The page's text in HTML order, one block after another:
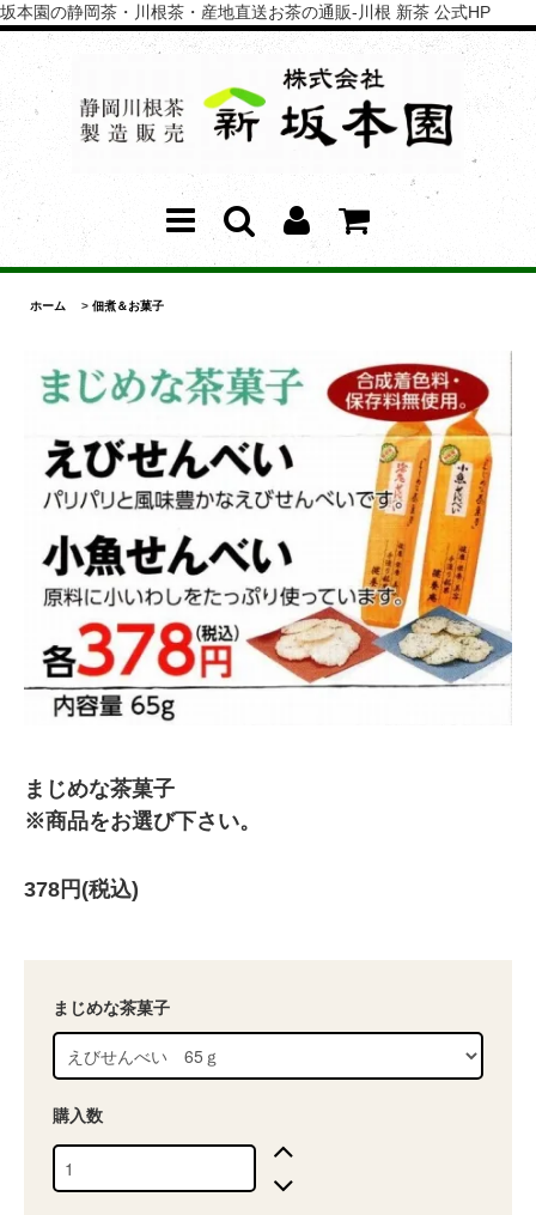
坂本園の静岡茶・川根茶・産地直送お茶の通販-川根 新茶 公式HP
ホーム > 佃煮＆お菓子
まじめな茶菓子
※商品をお選び下さい。
378円(税込)
まじめな茶菓子
購入数